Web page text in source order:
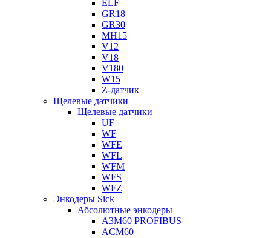
ELF
GR18
GR30
MH15
V12
V18
V180
W15
Z-датчик
Щелевые датчики
Щелевые датчики
UF
WF
WFE
WFL
WFM
WFS
WFZ
Энкодеры Sick
Абсолютные энкодеры
A3M60 PROFIBUS
ACM60